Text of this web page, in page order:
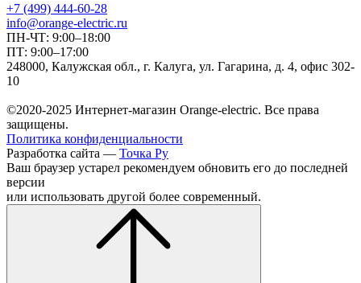
+7 (499) 444-60-28
info@orange-electric.ru
ПН-ЧТ: 9:00–18:00
ПТ: 9:00–17:00
248000, Калужская обл., г. Калуга, ул. Гагарина, д. 4, офис 302-
10
©2020-2025 Интернет-магазин Orange-electric. Все права
защищены.
Политика конфиденциальности
Разработка сайта — Точка Ру
Ваш браузер устарел рекомендуем обновить его до последней
версии
или использовать другой более современный.